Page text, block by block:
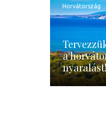
Horvátország
a